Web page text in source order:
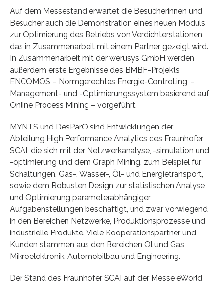
Auf dem Messestand erwartet die Besucherinnen und
Besucher auch die Demonstration eines neuen Moduls
zur Optimierung des Betriebs von Verdichterstationen,
das in Zusammenarbeit mit einem Partner gezeigt wird.
In Zusammenarbeit mit der werusys GmbH werden
außerdem erste Ergebnisse des BMBF-Projekts
ENCOMOS – Normgerechtes Energie-Controlling, -
Management- und -Optimierungssystem basierend auf
Online Process Mining – vorgeführt.
MYNTS und DesParO sind Entwicklungen der
Abteilung High Performance Analytics des Fraunhofer
SCAI, die sich mit der Netzwerkanalyse, -simulation und
-optimierung und dem Graph Mining, zum Beispiel für
Schaltungen, Gas-, Wasser-, Öl- und Energietransport,
sowie dem Robusten Design zur statistischen Analyse
und Optimierung parameterabhängiger
Aufgabenstellungen beschäftigt, und zwar vorwiegend
in den Bereichen Netzwerke, Produktionsprozesse und
industrielle Produkte. Viele Kooperationspartner und
Kunden stammen aus den Bereichen Öl und Gas,
Mikroelektronik, Automobilbau und Engineering.
Der Stand des Fraunhofer SCAI auf der Messe eWorld